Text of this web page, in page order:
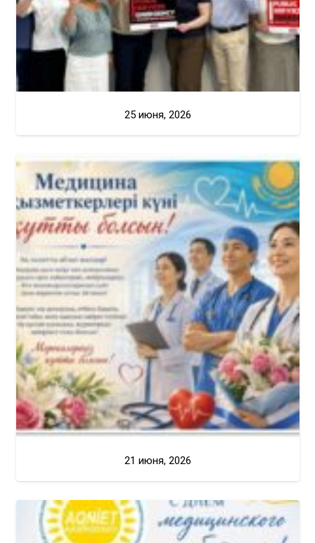
25 июня, 2026
21 июня, 2026